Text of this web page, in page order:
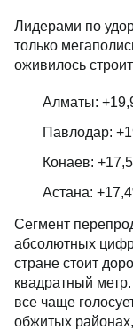
Лидерами по
только
оживилось
Алматы:
Павлодар:
Конаев:
Астана:
Сегмент
абсолютных
стране стоит
квадратный
все чаще
обжитых